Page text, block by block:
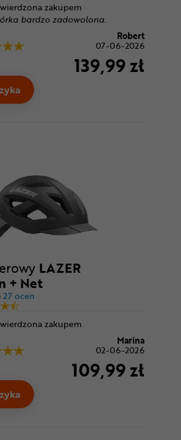
zakupem
bardzo zadowolona.
Robert
07-06-2026
139,99 zł
rowerowy LAZER Cameleon + Net
LAZER
+ Net
27 ocen
zakupem
Marina
02-06-2026
109,99 zł
rowerowy LAZER Cameleon + Net